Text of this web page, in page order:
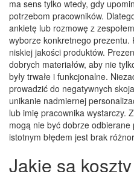
ma sens tylko wtedy, gdy
potrzebom pracowników.
ankietę lub rozmowę z
wyborze konkretnego prezentu.
niskiej jakości produktów.
dobrych materiałów, aby nie
były trwałe i funkcjonalne.
prowadzić do negatywnych
unikanie nadmiernej
lub imię pracownika wystarczy.
mogą nie być dobrze
istotnym błędem jest brak
Jakie są